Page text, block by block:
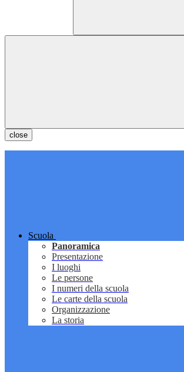
close
Scuola
Panoramica
Presentazione
I luoghi
Le persone
I numeri della scuola
Le carte della scuola
Organizzazione
La storia